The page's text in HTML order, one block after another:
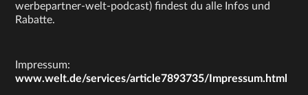
werbepartner-welt-podcast) findest du alle Infos und
Rabatte.
Impressum:
www.welt.de/services/article7893735/Impressum.html